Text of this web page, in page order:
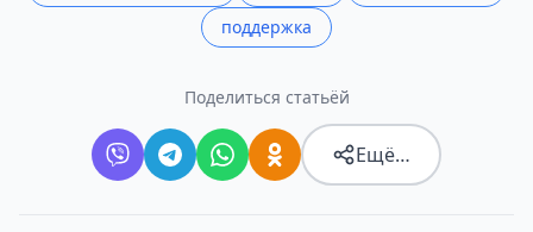
поддержка
Поделиться статьёй
Ещё…